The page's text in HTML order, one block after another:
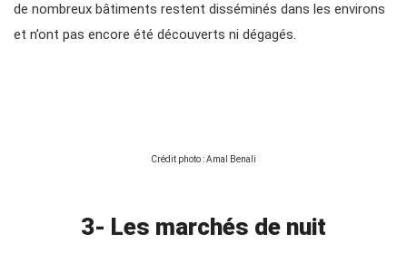
de nombreux bâtiments restent disséminés dans les environs
et n’ont pas encore été découverts ni dégagés.
Crédit photo : Amal Benali
3- Les marchés de nuit